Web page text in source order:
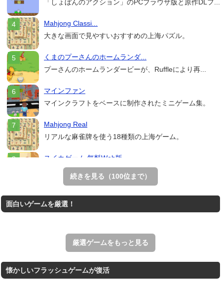
「しょぼんのアクション」のPCブラウザ版と原作DLフ...
Mahjong Classi...
大きな画面で見やすいおすすめの上海パズル。
くまのプーさんのホームランダ...
プーさんのホームランダービーが、Ruffleにより再...
マインファン
マインクラフトをベースに制作されたミニゲーム集。
Mahjong Real
リアルな麻雀牌を使う18種類の上海ゲーム。
スイカゲーム 無料Web版
スイカゲームをスクラッチで再現した無料Web版。
王国を構築していく放置系のシミュレーションゲーム。
すべての矢印を画面外へ導くパズルゲーム。
続きを見る（100位まで）
面白いゲームを厳選！
厳選ゲームをもっと見る
懐かしいフラッシュゲームが復活